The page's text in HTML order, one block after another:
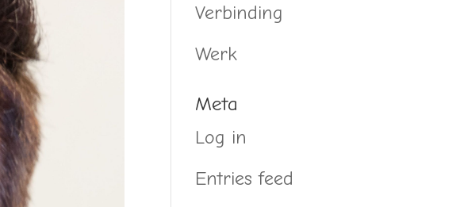
Verbinding
Werk
Meta
Log in
Entries feed